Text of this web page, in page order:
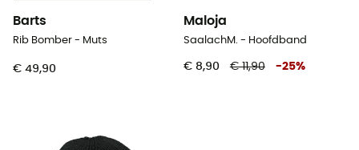
Barts
Rib Bomber - Muts
€ 49,90
Maloja
SaalachM. - Hoofdband
€ 8,90 € 11,90 -25%